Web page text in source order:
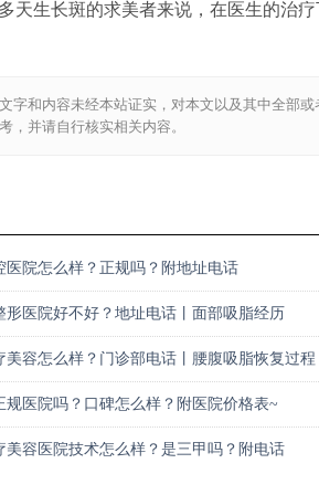
天生长斑的求美者来说，在医生的治
字和内容未经本站证实，对本文以及其中全部或
，并请自行核实相关内容。
医院怎么样？正规吗？附地址电话
形医院好不好？地址电话丨面部吸脂经历
美容怎么样？门诊部电话丨腰腹吸脂恢复过程
规医院吗？口碑怎么样？附医院价格表~
美容医院技术怎么样？是三甲吗？附电话